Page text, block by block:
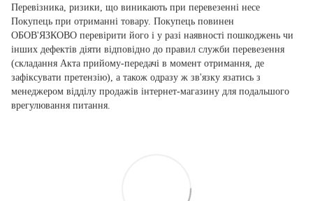
Перевізника, ризики, що виникають при перевезенні несе
Покупець при отриманні товару. Покупець повинен
ОБОВ'ЯЗКОВО перевірити його і у разі наявності пошкоджень чи
інших дефектів діяти відповідно до правил служби перевезення
(складання Акта прийому-передачі в момент отримання, де
зафіксувати претензію), а також одразу ж зв'язку язатись з
менеджером відділу продажів інтернет-магазину для подальшого
врегулювання питання.